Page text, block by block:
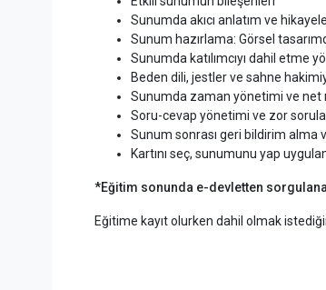
Sunumda akıcı anlatım ve
Sunum hazırlama: Görsel
Sunumda katılımcıyı dahil etme
Beden dili, jestler ve sahne
Sunumda zaman yönetimi ve net
Soru-cevap yönetimi ve zor
Sunum sonrası geri bildirim alma
Kartını seç, sunumunu yap
*Eğitim sonunda e-devletten
Eğitime kayıt olurken dahil olmak